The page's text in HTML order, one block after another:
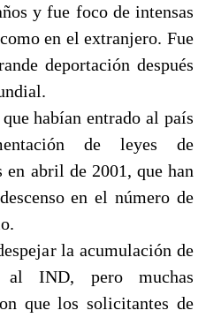
y fue foco de intensas
en el extranjero. Fue
deportación después
habían entrado al país
de leyes de
abril de 2001, que han
en el número de
la acumulación de
al IND, pero muchas
que los solicitantes de